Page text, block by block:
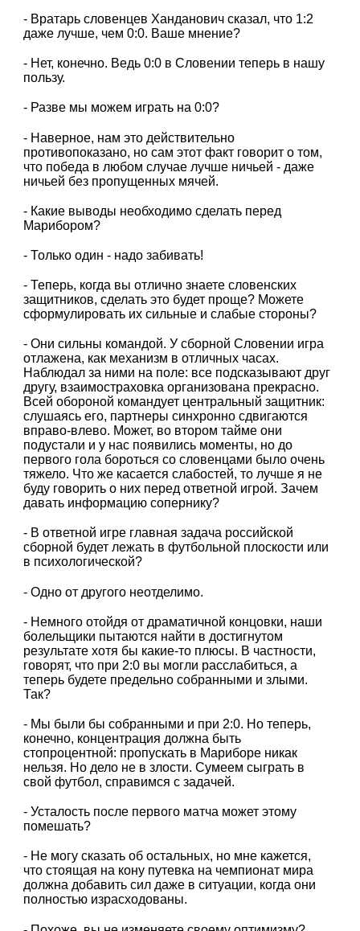
- Вратарь словенцев Ханданович сказал, что 1:2
даже лучше, чем 0:0. Ваше мнение?
- Нет, конечно. Ведь 0:0 в Словении теперь в нашу
пользу.
- Разве мы можем играть на 0:0?
- Наверное, нам это действительно
противопоказано, но сам этот факт говорит о том,
что победа в любом случае лучше ничьей - даже
ничьей без пропущенных мячей.
- Какие выводы необходимо сделать перед
Марибором?
- Только один - надо забивать!
- Теперь, когда вы отлично знаете словенских
защитников, сделать это будет проще? Можете
сформулировать их сильные и слабые стороны?
- Они сильны командой. У сборной Словении игра
отлажена, как механизм в отличных часах.
Наблюдал за ними на поле: все подсказывают друг
другу, взаимостраховка организована прекрасно.
Всей обороной командует центральный защитник:
слушаясь его, партнеры синхронно сдвигаются
вправо-влево. Может, во втором тайме они
подустали и у нас появились моменты, но до
первого гола бороться со словенцами было очень
тяжело. Что же касается слабостей, то лучше я не
буду говорить о них перед ответной игрой. Зачем
давать информацию сопернику?
- В ответной игре главная задача российской
сборной будет лежать в футбольной плоскости или
в психологической?
- Одно от другого неотделимо.
- Немного отойдя от драматичной концовки, наши
болельщики пытаются найти в достигнутом
результате хотя бы какие-то плюсы. В частности,
говорят, что при 2:0 вы могли расслабиться, а
теперь будете предельно собранными и злыми.
Так?
- Мы были бы собранными и при 2:0. Но теперь,
конечно, концентрация должна быть
стопроцентной: пропускать в Мариборе никак
нельзя. Но дело не в злости. Сумеем сыграть в
свой футбол, справимся с задачей.
- Усталость после первого матча может этому
помешать?
- Не могу сказать об остальных, но мне кажется,
что стоящая на кону путевка на чемпионат мира
должна добавить сил даже в ситуации, когда они
полностью израсходованы.